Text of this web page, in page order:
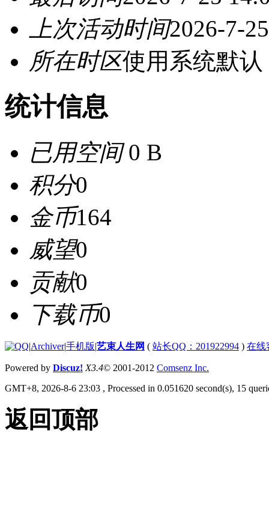
上次活动时间2026-7-
所在时区使用系统默认
统计信息
已用空间0 B
积分0
金币164
威望0
贡献0
下载币0
|Archiver|手机版|艺束人生网 ( 站长QQ：201922994 ) 在线
Powered by Discuz! X3.4© 2001-2012 Comsenz Inc.
GMT+8, 2026-8-6 23:03 , Processed in 0.051620 second(s), 15
返回顶部